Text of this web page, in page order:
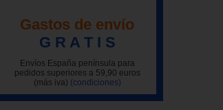
Gastos de envío
G R A T I S
Envíos España península para
pedidos superiores a 59,90 euros
(más iva) (condiciones)